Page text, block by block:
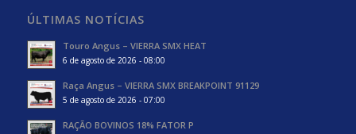
ÚLTIMAS NOTÍCIAS
Touro Angus – VIERRA SMX HEAT
6 de agosto de 2026 - 08:00
Raça Angus – VIERRA SMX BREAKPOINT 91129
5 de agosto de 2026 - 07:00
RAÇÃO BOVINOS 18% FATOR P